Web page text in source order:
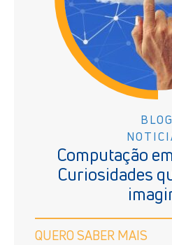
BLOG
Computação
Curiosidades
QUERO SABER MAIS